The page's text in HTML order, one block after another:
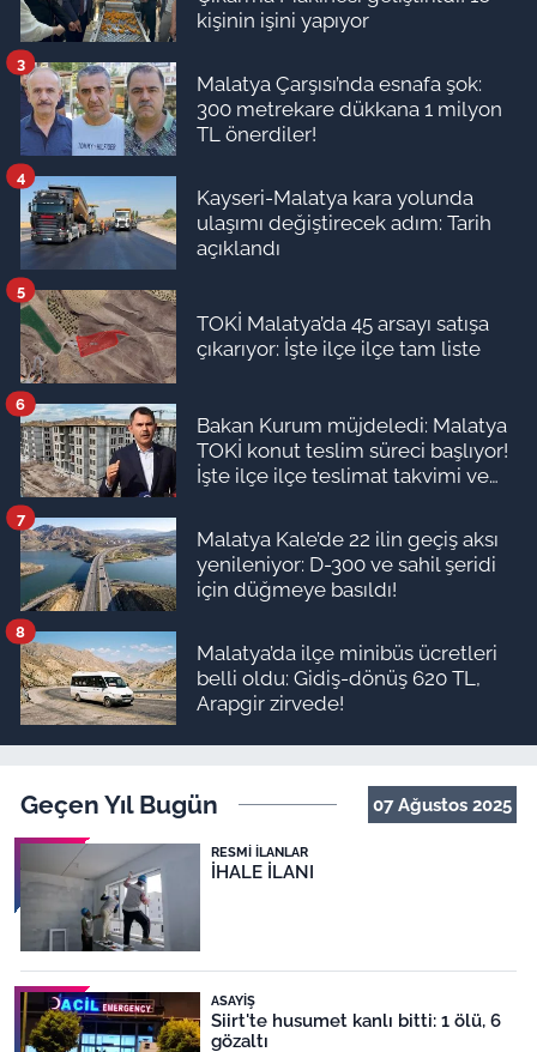
kişinin işini yapıyor
Malatya Çarşısı’nda esnafa şok:
300 metrekare dükkana 1 milyon
TL önerdiler!
3
Kayseri-Malatya kara yolunda
ulaşımı değiştirecek adım: Tarih
açıklandı
4
TOKİ Malatya’da 45 arsayı satışa
çıkarıyor: İşte ilçe ilçe tam liste
5
Bakan Kurum müjdeledi: Malatya
TOKİ konut teslim süreci başlıyor!
İşte ilçe ilçe teslimat takvimi ve
6
Malatya Kale’de 22 ilin geçiş aksı
yenileniyor: D-300 ve sahil şeridi
için düğmeye basıldı!
7
Malatya’da ilçe minibüs ücretleri
belli oldu: Gidiş-dönüş 620 TL,
Arapgir zirvede!
8
Geçen Yıl Bugün 07 Ağustos 2025
RESMI İLANLAR
İHALE İLANI
ASAYIŞ
Siirt'te husumet kanlı bitti: 1 ölü, 6
gözaltı